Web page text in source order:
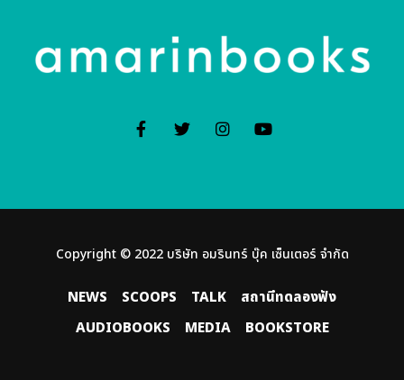
NEWS SCOOPS TALK
สถานีทดลองฟัง
AUDIOBOOKS
MEDIA BOOKSTORE
Copyright © 2022 บริษัท อมรินทร์ บุ๊ค เซ็นเตอร์ จํากัด